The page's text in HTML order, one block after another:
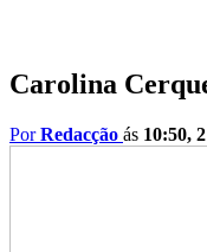
Carolina
PorRedacção ás 10:50,